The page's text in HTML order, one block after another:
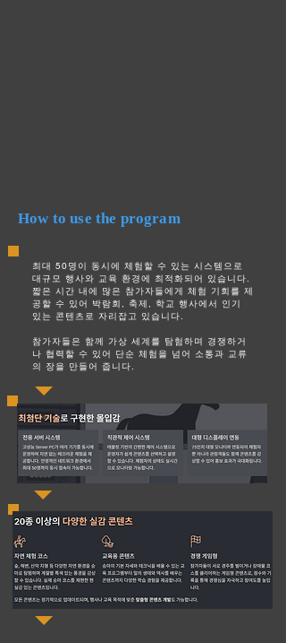
How to use the program
최대 50명이 동시에 체험할 수 있는 시스템으로
대규모 행사와 교육 환경에 최적화되어 있습니다.
짧은 시간 내에 많은 참가자들에게 체험 기회를 제
공할 수 있어 박람회, 축제, 학교 행사에서 인기
있는 콘텐츠로 자리잡고 있습니다.
참가자들은 함께 가상 세계를 탐험하며 경쟁하거
나 협력할 수 있어 단순 체험을 넘어 소통과 교류
의 장을 만들어 줍니다.